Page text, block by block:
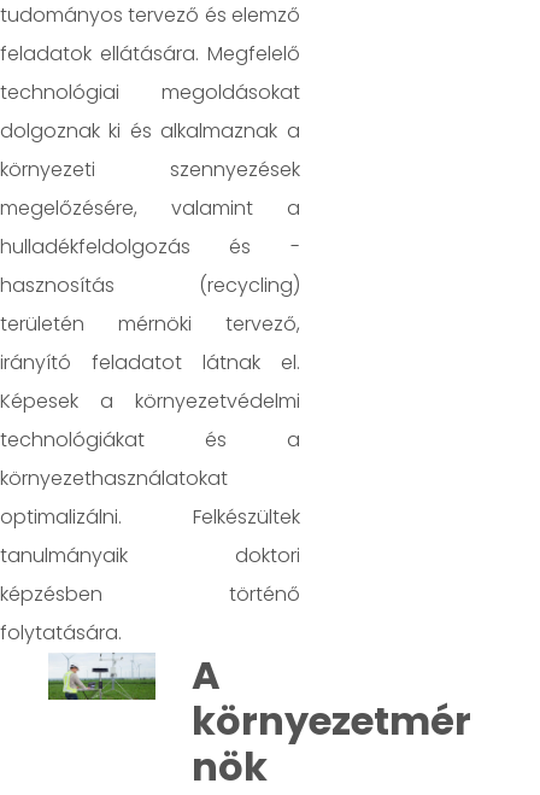
tudományos tervező és elemző
feladatok ellátására. Megfelelő
technológiai megoldásokat
dolgoznak ki és alkalmaznak a
környezeti szennyezések
megelőzésére, valamint a
hulladékfeldolgozás és -
hasznosítás (recycling)
területén mérnöki tervező,
irányító feladatot látnak el.
Képesek a környezetvédelmi
technológiákat és a
környezethasználatokat
optimalizálni. Felkészültek
tanulmányaik doktori
képzésben történő
folytatására.
A
környezetmér
nök